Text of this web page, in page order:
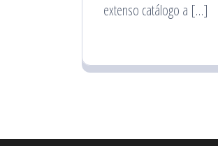
extenso catálogo a […]